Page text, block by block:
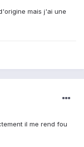
mais j'ai une
il me rend fou